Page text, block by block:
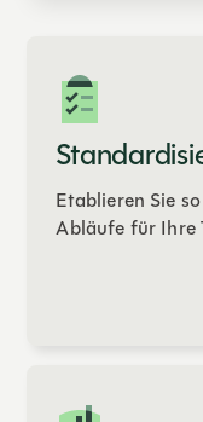
Etablieren Sie
Abläufe für Ihre